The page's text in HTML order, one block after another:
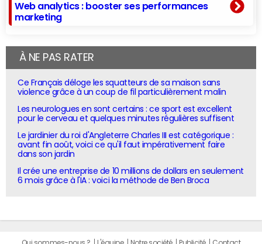
Web analytics : booster ses performances
marketing
À NE PAS RATER
Ce Français déloge les squatteurs de sa maison sans
violence grâce à un coup de fil particulièrement malin
Les neurologues en sont certains : ce sport est excellent
pour le cerveau et quelques minutes régulières suffisent
Le jardinier du roi d'Angleterre Charles III est catégorique :
avant fin août, voici ce qu'il faut impérativement faire
dans son jardin
Il crée une entreprise de 10 millions de dollars en seulement
6 mois grâce à l'IA : voici la méthode de Ben Broca